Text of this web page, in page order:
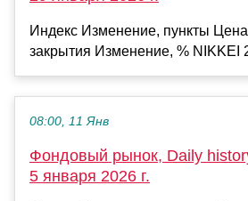
Индекс Изменение, пункты Цена
закрытия Изменение, % NIKKEI
08:00, 11 Янв
Фондовый рынок, Daily
5 января 2026 г.